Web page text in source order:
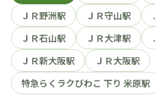
ＪＲ野洲駅
ＪＲ守山駅
ＪＲ石山駅
ＪＲ大津駅
ＪＲ新大阪駅
ＪＲ大阪駅
特急らくラクびわこ 下り 米原駅